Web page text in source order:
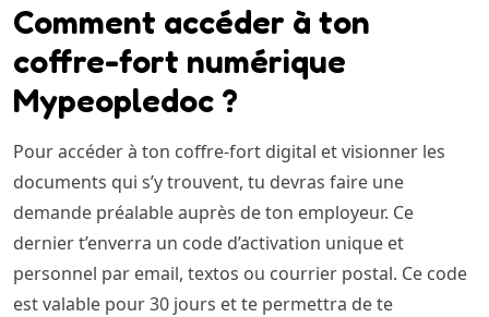
Comment accéder à ton
coffre-fort numérique
Mypeopledoc ?
Pour accéder à ton coffre-fort digital et visionner les
documents qui s’y trouvent, tu devras faire une
demande préalable auprès de ton employeur. Ce
dernier t’enverra un code d’activation unique et
personnel par email, textos ou courrier postal. Ce code
est valable pour 30 jours et te permettra de te